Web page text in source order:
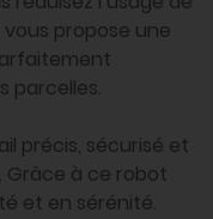
vous propose une
parcelles.
précis, sécurisé et
Grâce à ce robot
et en sérénité.